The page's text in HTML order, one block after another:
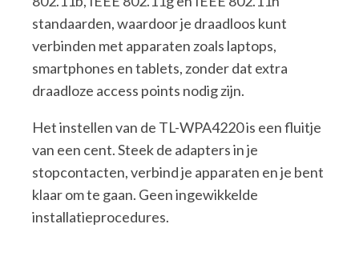
standaarden, waardoor je draadloos kunt
verbinden met apparaten zoals laptops,
smartphones en tablets, zonder dat extra
draadloze access points nodig zijn.
Het instellen van de TL-WPA4220 is een fluitje
van een cent. Steek de adapters in je
stopcontacten, verbind je apparaten en je bent
klaar om te gaan. Geen ingewikkelde
installatieprocedures.